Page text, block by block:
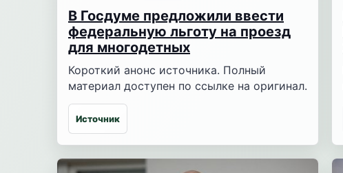
В Госдуме предложили ввести
федеральную льготу на проезд
для многодетных
Короткий анонс источника. Полный
материал доступен по ссылке на оригинал.
Источник